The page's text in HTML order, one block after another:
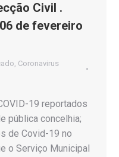
Civil .
de fevereiro
, Coronavirus
19 reportados
pública concelhia;
de Covid-19 no
o Serviço Municipal